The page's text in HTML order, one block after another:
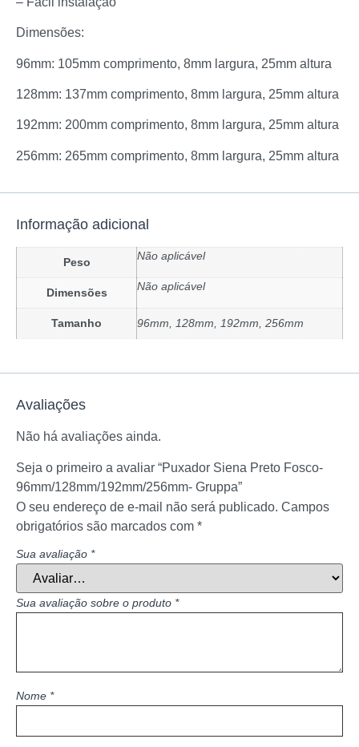
Dimensões:
96mm: 105mm comprimento, 8mm largura, 25mm altura
128mm: 137mm comprimento, 8mm largura, 25mm altura
192mm: 200mm comprimento, 8mm largura, 25mm altura
256mm: 265mm comprimento, 8mm largura, 25mm altura
Informação adicional
Peso Não aplicável
Dimensões Não aplicável
Tamanho 96mm, 128mm, 192mm, 256mm
Avaliações
Não há avaliações ainda.
Seja o primeiro a avaliar “Puxador Siena Preto Fosco-
96mm/128mm/192mm/256mm- Gruppa”
O seu endereço de e-mail não será publicado. Campos
obrigatórios são marcados com *
Sua avaliação *
Sua avaliação sobre o produto *
Nome *